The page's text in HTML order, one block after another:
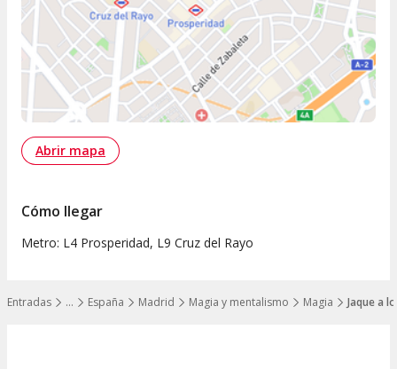
…
Mostrar todos los niveles
Entradas España Madrid Magia y mentalismo Magia Jaque a
Abrir mapa
Cómo llegar
Metro: L4 Prosperidad, L9 Cruz del Rayo